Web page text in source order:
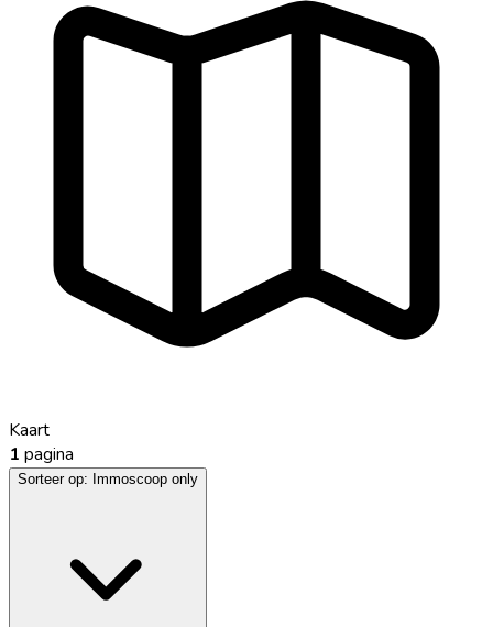
Kaart
1 pagina
Sorteer op: Immoscoop only